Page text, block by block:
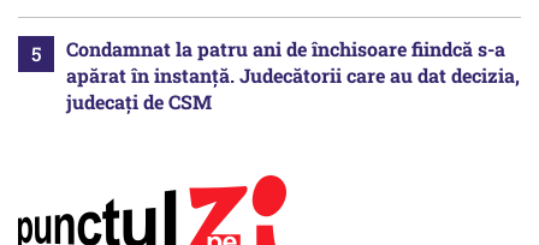
Condamnat la patru ani de închisoare fiindcă s-a
apărat în instanță. Judecătorii care au dat decizia,
judecați de CSM